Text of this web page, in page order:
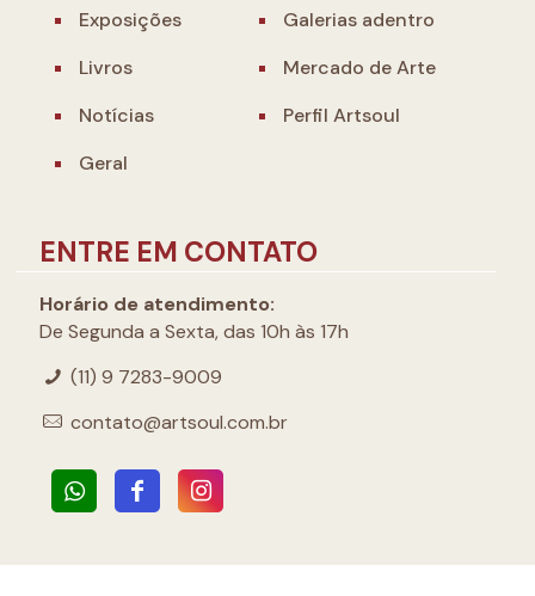
Exposições
Galerias adentro
Livros
Mercado de Arte
Notícias
Perfil Artsoul
Geral
ENTRE EM CONTATO
Horário de atendimento:
De Segunda a Sexta, das 10h às 17h
(11) 9 7283-9009
contato@artsoul.com.br